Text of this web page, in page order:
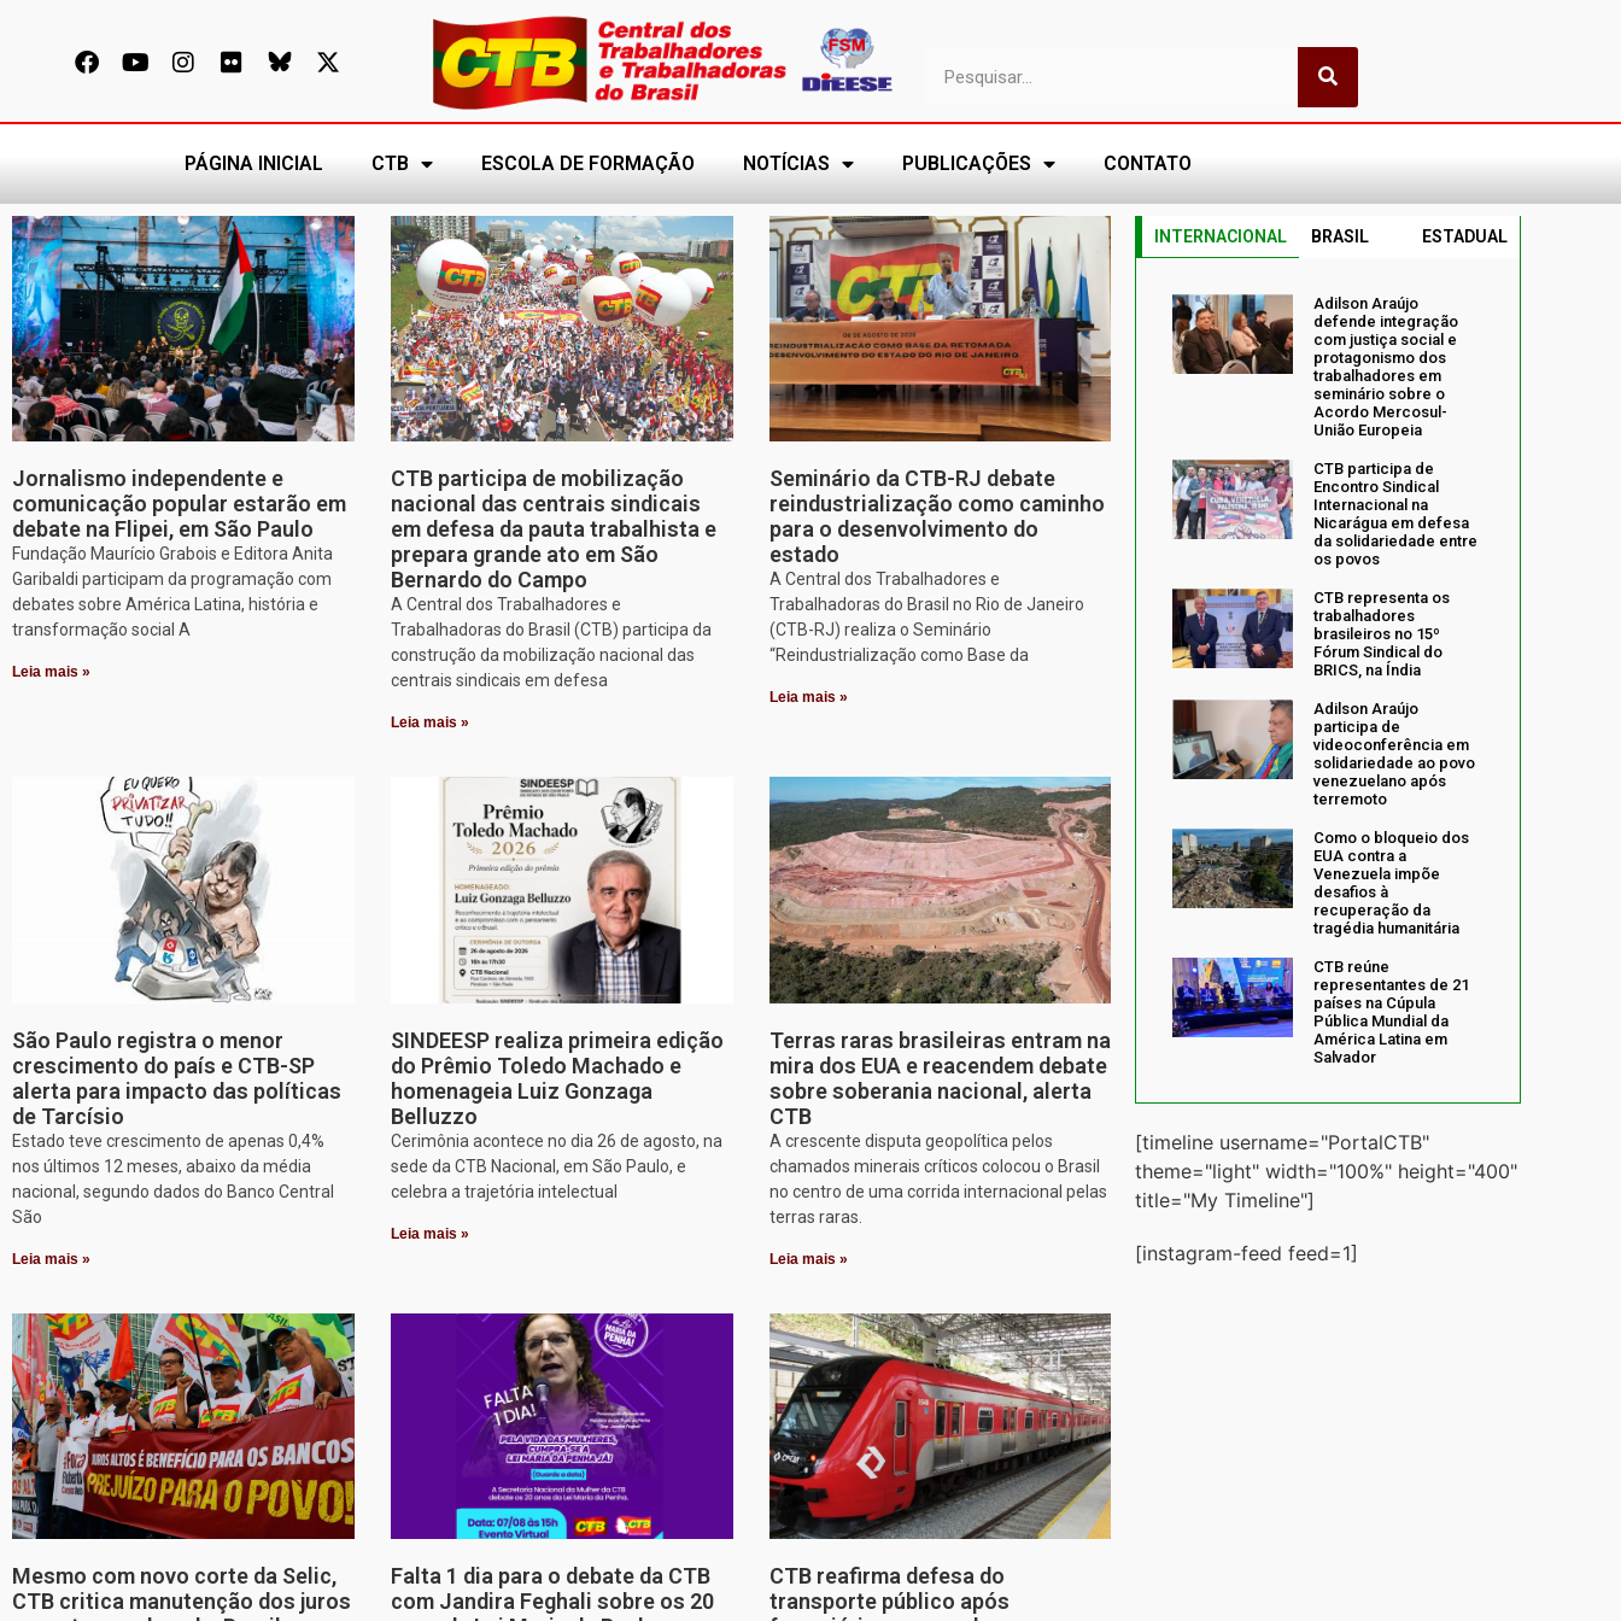
PÁGINA INICIAL CTB ESCOLA DE FORMAÇÃO NOTÍCIAS PUBLICAÇÕES CONTATO
Jornalismo independente e
comunicação popular estarão em
debate na Flipei, em São Paulo
Fundação Maurício Grabois e Editora Anita
Garibaldi participam da programação com
debates sobre América Latina, história e
transformação social A
Leia mais »
CTB participa de mobilização
nacional das centrais sindicais
em defesa da pauta trabalhista e
prepara grande ato em São
Bernardo do Campo
A Central dos Trabalhadores e
Trabalhadoras do Brasil (CTB) participa da
construção da mobilização nacional das
centrais sindicais em defesa
Leia mais »
Seminário da CTB-RJ debate
reindustrialização como caminho
para o desenvolvimento do
estado
A Central dos Trabalhadores e
Trabalhadoras do Brasil no Rio de Janeiro
(CTB-RJ) realiza o Seminário
“Reindustrialização como Base da
Leia mais »
São Paulo registra o menor
crescimento do país e CTB-SP
alerta para impacto das políticas
de Tarcísio
Estado teve crescimento de apenas 0,4%
nos últimos 12 meses, abaixo da média
nacional, segundo dados do Banco Central
São
Leia mais »
SINDEESP realiza primeira edição
do Prêmio Toledo Machado e
homenageia Luiz Gonzaga
Belluzzo
Cerimônia acontece no dia 26 de agosto, na
sede da CTB Nacional, em São Paulo, e
celebra a trajetória intelectual
Leia mais »
Terras raras brasileiras entram na
mira dos EUA e reacendem debate
sobre soberania nacional, alerta
CTB
A crescente disputa geopolítica pelos
chamados minerais críticos colocou o Brasil
no centro de uma corrida internacional pelas
terras raras.
Leia mais »
Mesmo com novo corte da Selic,
CTB critica manutenção dos juros
Falta 1 dia para o debate da CTB
com Jandira Feghali sobre os 20
CTB reafirma defesa do
transporte público após
INTERNACIONAL BRASIL ESTADUAL
Adilson Araújo
defende integração
com justiça social e
protagonismo dos
trabalhadores em
seminário sobre o
Acordo Mercosul-
União Europeia
CTB participa de
Encontro Sindical
Internacional na
Nicarágua em defesa
da solidariedade entre
os povos
CTB representa os
trabalhadores
brasileiros no 15º
Fórum Sindical do
BRICS, na Índia
Adilson Araújo
participa de
videoconferência em
solidariedade ao povo
venezuelano após
terremoto
Como o bloqueio dos
EUA contra a
Venezuela impõe
desafios à
recuperação da
tragédia humanitária
CTB reúne
representantes de 21
países na Cúpula
Pública Mundial da
América Latina em
Salvador
[timeline username="PortalCTB"
theme="light" width="100%" height="400"
title="My Timeline"]
[instagram-feed feed=1]